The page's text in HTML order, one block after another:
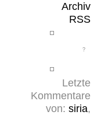
Archiv
RSS
Letzte
Kommentare
von: siria,